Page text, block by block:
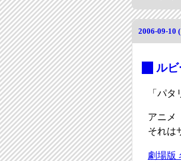
2006-09-10
ル
「パ
アニメ
それは
劇場版